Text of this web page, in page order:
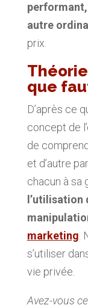
autre
prix.
que
D’après ce
concept de
de
et d’autre
chacun à sa
l’utilisation
marketing.
s’utiliser
vie privée.
Avez-vous